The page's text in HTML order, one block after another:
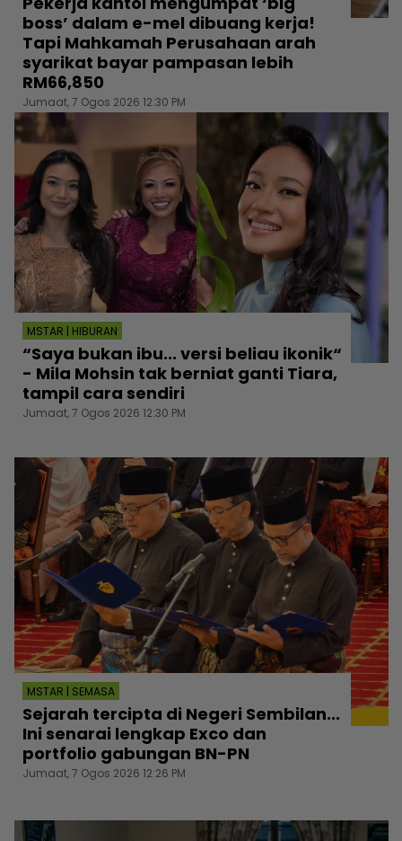
boss’ dalam e-mel dibuang kerja!
Tapi Mahkamah Perusahaan arah
syarikat bayar pampasan lebih
RM66,850
Jumaat, 7 Ogos 2026 12:30 PM
MSTAR | HIBURAN
“Saya bukan ibu... versi beliau ikonik“
- Mila Mohsin tak berniat ganti Tiara,
tampil cara sendiri
Jumaat, 7 Ogos 2026 12:30 PM
MSTAR | SEMASA
Sejarah tercipta di Negeri Sembilan...
Ini senarai lengkap Exco dan
portfolio gabungan BN-PN
Jumaat, 7 Ogos 2026 12:26 PM